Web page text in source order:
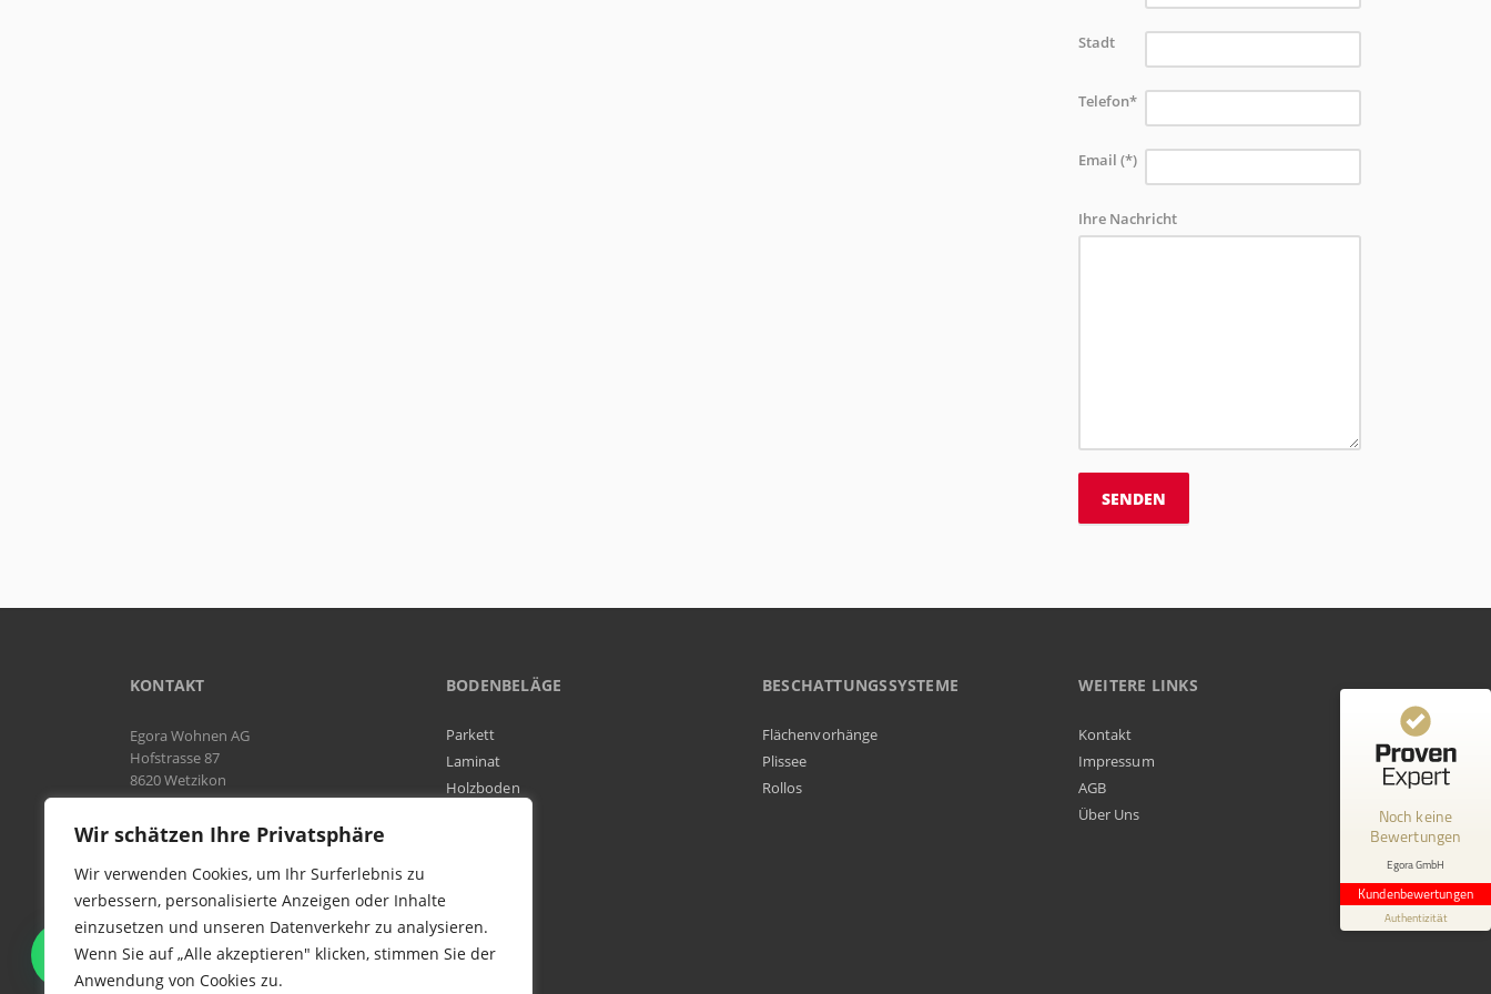
Wir schätzen Ihre Privatsphäre
Wir verwenden Cookies, um Ihr Surferlebnis zu
verbessern, personalisierte Anzeigen oder Inhalte
einzusetzen und unseren Datenverkehr zu analysieren.
Wenn Sie auf „Alle akzeptieren" klicken, stimmen Sie der
Anwendung von Cookies zu.
Stadt
Telefon*
Email (*)
Ihre Nachricht
KONTAKT
Egora Wohnen AG
Hofstrasse 87
8620 Wetzikon
Natel:
076 566 38 92
Tel:044 954 25 61
Mail:info@egora-bodenbelaege.ch
BODENBELÄGE
Parkett
Laminat
Holzboden
BESCHATTUNGSSYSTEME
Flächenvorhänge
Plissee
Rollos
WEITERE LINKS
Kontakt
Impressum
AGB
Über Uns
WIR SIND IN DER GESAMTEN
SCHWEIZ TÄTIG
Noch keine
Bewertungen
Egora GmbH
Kundenbewertungen
Authentizität
Kundenbewertungen und Erfahrungen zu
Erfahren Sie mehr über dieses Bewertungssiegel
1.1.1970